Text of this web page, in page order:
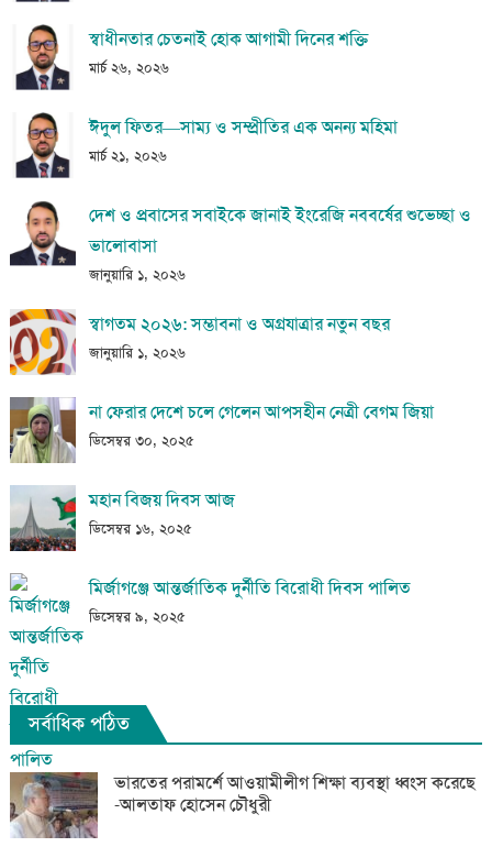
স্বাধীনতার চেতনাই হোক আগামী দিনের শক্তি
মার্চ ২৬, ২০২৬
ঈদুল ফিতর—সাম্য ও সম্প্রীতির এক অনন্য মহিমা
মার্চ ২১, ২০২৬
দেশ ও প্রবাসের সবাইকে জানাই ইংরেজি নববর্ষের শুভেচ্ছা ও
ভালোবাসা
জানুয়ারি ১, ২০২৬
স্বাগতম ২০২৬: সম্ভাবনা ও অগ্রযাত্রার নতুন বছর
জানুয়ারি ১, ২০২৬
না ফেরার দেশে চলে গেলেন আপসহীন নেত্রী বেগম জিয়া
ডিসেম্বর ৩০, ২০২৫
মহান বিজয় দিবস আজ
ডিসেম্বর ১৬, ২০২৫
মির্জাগঞ্জে আন্তর্জাতিক দুর্নীতি বিরোধী দিবস পালিত
ডিসেম্বর ৯, ২০২৫
সর্বাধিক পঠিত
ভারতের পরামর্শে আওয়ামীলীগ শিক্ষা ব্যবস্থা ধ্বংস করেছে
-আলতাফ হোসেন চৌধুরী